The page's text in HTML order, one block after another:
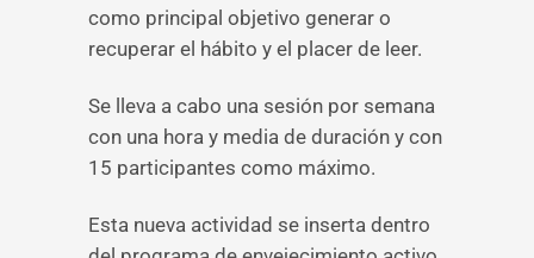
como principal objetivo generar o
recuperar el hábito y el placer de leer.
Se lleva a cabo una sesión por semana
con una hora y media de duración y con
15 participantes como máximo.
Esta nueva actividad se inserta dentro